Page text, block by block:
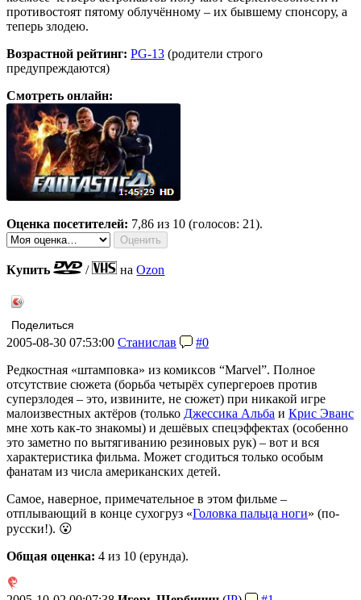
противостоят пятому облучённому – их бывшему спонсору, а
теперь злодею.
Возрастной рейтинг: PG-13 (родители строго
предупреждаются)
Смотреть онлайн:
Оценка посетителей: 7,86 из 10 (голосов: 21).
Купить / наOzon
Поделиться
2005-08-30 07:53:00 Станислав
#0
Редкостная «штамповка» из комиксов “Marvel”. Полное
отсутствие сюжета (борьба четырёх супергероев против
суперзлодея – это, извините, не сюжет) при никакой игре
малоизвестных актёров (только Джессика Альба и Крис Эванс
мне хоть как-то знакомы) и дешёвых спецэффектах (особенно
это заметно по вытягиванию резиновых рук) – вот и вся
характеристика фильма. Может сгодиться только особым
фанатам из числа американских детей.
Самое, наверное, примечательное в этом фильме –
отплывающий в конце сухогруз «Головка пальца ноги» (по-
русски!). 😮
Общая оценка: 4 из 10 (ерунда).